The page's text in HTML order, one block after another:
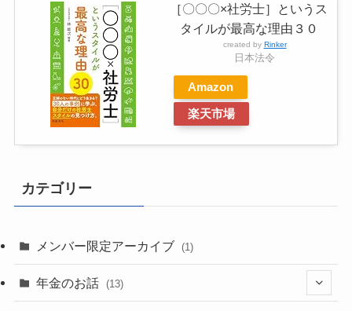
［〇〇〇×社労士］というス
タイルが最高な理由３０
created by Rinker
日本法令
Amazon
楽天市場
カテゴリー
メンバー限定アーカイブ (1)
年金のお話 (13)